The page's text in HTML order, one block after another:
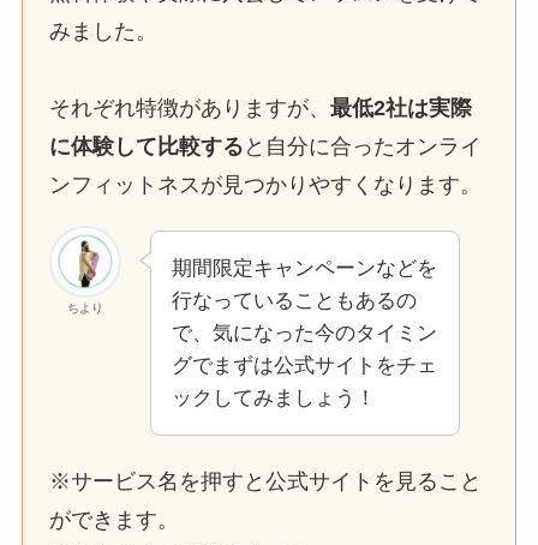
みました。
それぞれ特徴がありますが、最低2社は実際
に体験して比較する と自分に合ったオンライ
ンフィットネスが見つかりやすくなります。
ちより
期間限定キャンペーンなどを
行なっていることもあるの
で、気になった今のタイミン
グでまずは公式サイトをチェ
ックしてみましょう！
※サービス名を押すと公式サイトを見ること
ができます。